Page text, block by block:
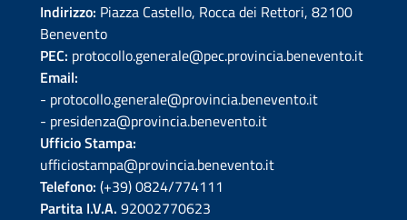
Indirizzo: Piazza Castello, Rocca dei Rettori, 82100
Benevento
PEC: protocollo.generale@pec.provincia.benevento.it
Email:
- protocollo.generale@provincia.benevento.it
- presidenza@provincia.benevento.it
Ufficio Stampa:
ufficiostampa@provincia.benevento.it
Telefono: (+39) 0824/774111
Partita I.V.A. 92002770623